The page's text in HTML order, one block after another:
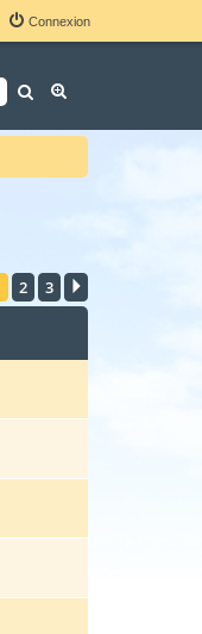
Connexion
Rechercher
2 3